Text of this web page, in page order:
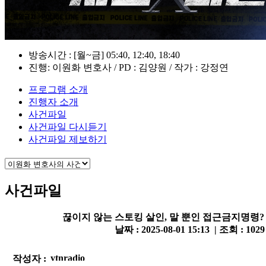
방송시간 : [월~금] 05:40, 12:40, 18:40
진행: 이원화 변호사 / PD : 김양원 / 작가 : 강정연
프로그램 소개
진행자 소개
사건파일
사건파일 다시듣기
사건파일 제보하기
사건파일
끊이지 않는 스토킹 살인, 말 뿐인 접근금지명령?
작성자 :
날짜 : 2025-08-01 15:13 | 조회 :